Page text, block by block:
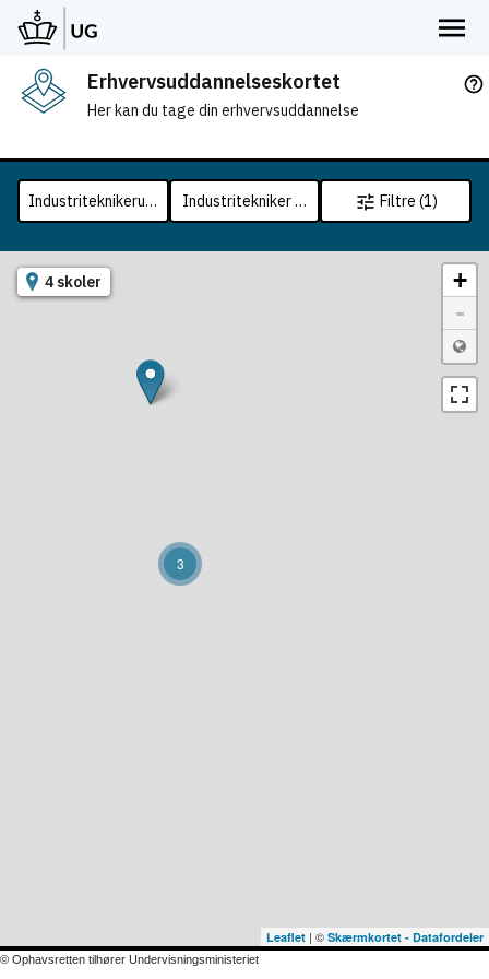
Erhvervsuddannelseskortet
Her kan du tage din erhvervsuddannelse
help_outline
IndustriteknikeruddannelsenIndustritekniker - produktion
tune Filtre (1)
4 skoler
3
+
-
Leaflet | © Skærmkortet - Datafordeler
© Ophavsretten tilhører Undervisningsministeriet